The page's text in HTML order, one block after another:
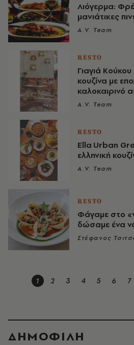
Λιόγερμα:
μανιάτικες
A.V. Team
RESTO
Γιαγιά
κουζίνα με
καλοκαιρινό
A.V. Team
RESTO
Ella Urban
ελληνική
A.V. Team
RESTO
Φάγαμε στο
δώσαμε ένα
Στέφανος
1 2 3 4 5 6 7
ΔΗΜΟΦΙΛΗ